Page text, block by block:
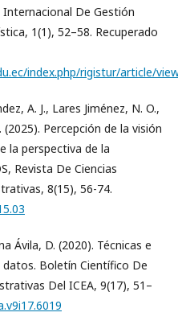
De Gestión
1(1), 52–58. Recuperado
index.php/rigistur/article/
A. J., Lares Jiménez, N. O.,
Percepción de la visión
la perspectiva de la
Revista De Ciencias
8(15), 56-74.
Ávila, D. (2020). Técnicas e
Boletín Científico De
Del ICEA, 9(17), 51–